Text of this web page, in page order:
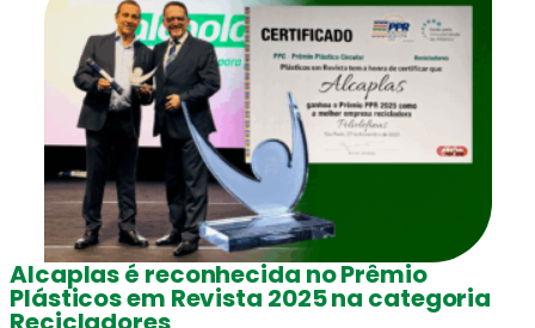
Alcaplas é reconhecida no Prêmio
Plásticos em Revista 2025 na categoria